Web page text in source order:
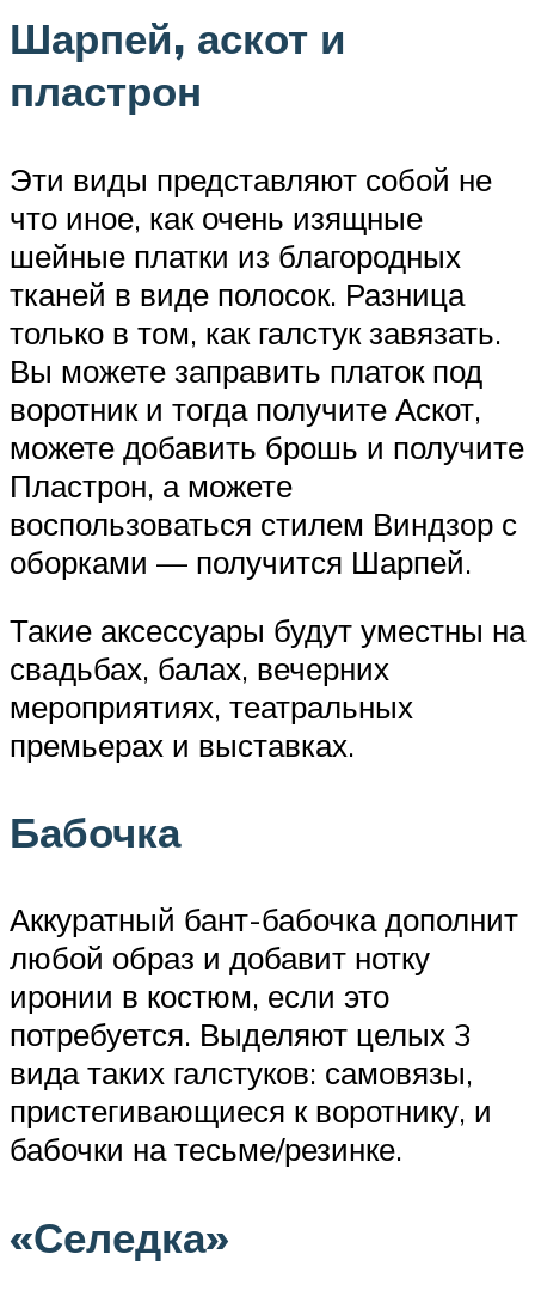
Шарпей, аскот и
пластрон
Эти виды представляют собой не
что иное, как очень изящные
шейные платки из благородных
тканей в виде полосок. Разница
только в том, как галстук завязать.
Вы можете заправить платок под
воротник и тогда получите Аскот,
можете добавить брошь и получите
Пластрон, а можете
воспользоваться стилем Виндзор с
оборками — получится Шарпей.
Такие аксессуары будут уместны на
свадьбах, балах, вечерних
мероприятиях, театральных
премьерах и выставках.
Бабочка
Аккуратный бант-бабочка дополнит
любой образ и добавит нотку
иронии в костюм, если это
потребуется. Выделяют целых 3
вида таких галстуков: самовязы,
пристегивающиеся к воротнику, и
бабочки на тесьме/резинке.
«Селедка»